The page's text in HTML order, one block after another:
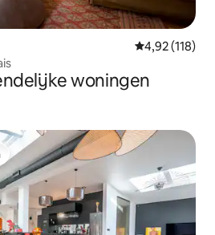
Gemiddelde
4,92 (118)
woningen